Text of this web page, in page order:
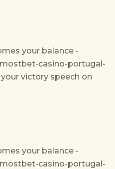
your balance -
casino-portugal-
victory speech on
your balance -
casino-portugal-